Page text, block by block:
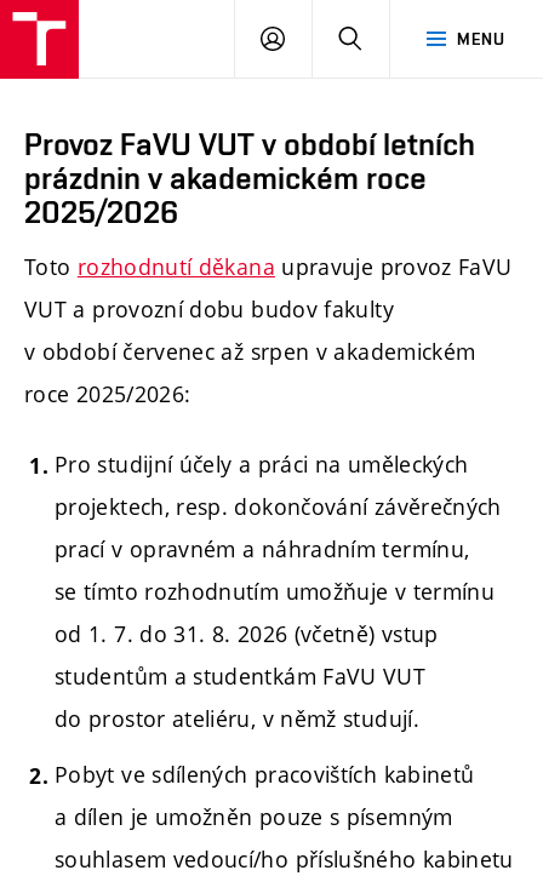
MENU
PŘIHLÁSIT
Provoz FaVU VUT v období letních
prázdnin v akademickém roce
2025/2026
Toto rozhodnutí děkana upravuje provoz FaVU
VUT a provozní dobu budov fakulty
v období červenec až srpen v akademickém
roce 2025/2026:
Pro studijní účely a práci na uměleckých
projektech, resp. dokončování závěrečných
prací v opravném a náhradním termínu,
se tímto rozhodnutím umožňuje v termínu
od 1. 7. do 31. 8. 2026 (včetně) vstup
studentům a studentkám FaVU VUT
do prostor ateliéru, v němž studují.
Pobyt ve sdílených pracovištích kabinetů
a dílen je umožněn pouze s písemným
souhlasem vedoucí/ho příslušného kabinetu